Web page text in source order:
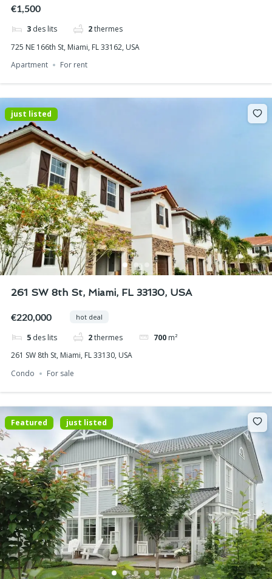
€1,500
3 des lits 2thermes
725 NE 166th St, Miami, FL 33162, USA
Apartment
For rent
just listed
261 SW 8th St, Miami, FL 33130, USA
€220,000 hot deal
5 des lits 2thermes 700 m²
261 SW 8th St, Miami, FL 33130, USA
Condo
For sale
Featured just listed